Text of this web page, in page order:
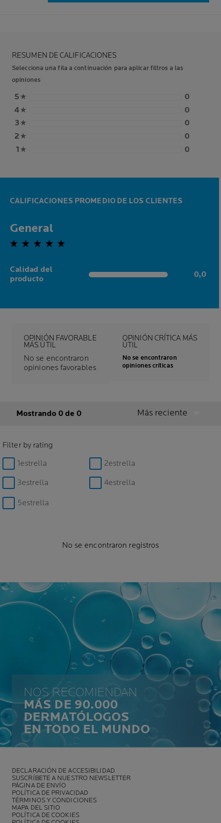
RESUMEN DE CALIFICACIONES
Selecciona una fila a continuación para aplicar filtros a las
opiniones
5 ★
0
4★
0
3★
0
2 ★
0
1 ★ 0
CALIFICACIONES PROMEDIO DE LOS CLIENTES
General
0,0 out of 5 stars
Calidad del
producto
0,0 out of 5 stars 0,0
OPINIÓN FAVORABLE
MÁS ÚTIL
No se encontraron
opiniones favorables
OPINIÓN CRÍTICA MÁS
ÚTIL
No se encontraron
opiniones críticas
Mostrando 0 de 0 Más reciente
Filter by rating
1estrella
2estrella
3estrella 4estrella
5estrella
No se encontraron registros
NOS RECOMIENDAN
MÁS DE 90.000
DERMATÓLOGOS
EN TODO EL MUNDO
DECLARACIÓN DE ACCESIBILIDAD
SUSCRÍBETE A NUESTRO NEWSLETTER
PÁGINA DE ENVÍO
POLÍTICA DE PRIVACIDAD
TÉRMINOS Y CONDICIONES
MAPA DEL SITIO
POLÍTICA DE COOKIES